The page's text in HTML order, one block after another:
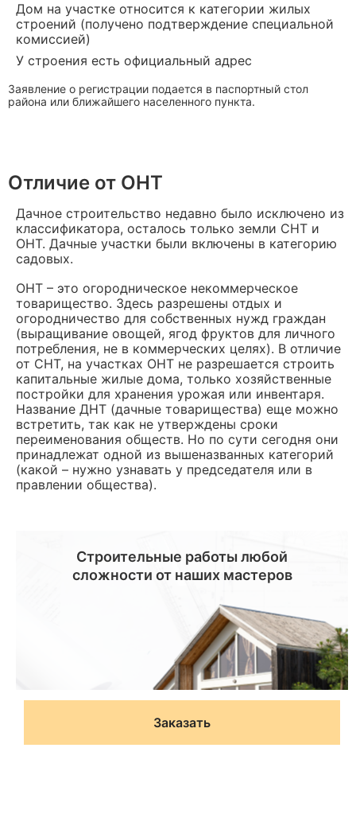
Дом на участке относится к категории жилых
строений (получено подтверждение специальной
комиссией)
У строения есть официальный адрес
Заявление о регистрации подается в паспортный стол
района или ближайшего населенного пункта.
Отличие от ОНТ
Дачное строительство недавно было исключено из
классификатора, осталось только земли СНТ и
ОНТ. Дачные участки были включены в категорию
садовых.
ОНТ – это огородническое некоммерческое
товарищество. Здесь разрешены отдых и
огородничество для собственных нужд граждан
(выращивание овощей, ягод фруктов для личного
потребления, не в коммерческих целях). В отличие
от СНТ, на участках ОНТ не разрешается строить
капитальные жилые дома, только хозяйственные
постройки для хранения урожая или инвентаря.
Название ДНТ (дачные товарищества) еще можно
встретить, так как не утверждены сроки
переименования обществ. Но по сути сегодня они
принадлежат одной из вышеназванных категорий
(какой – нужно узнавать у председателя или в
правлении общества).
Строительные работы любой
сложности от наших мастеров
Заказать